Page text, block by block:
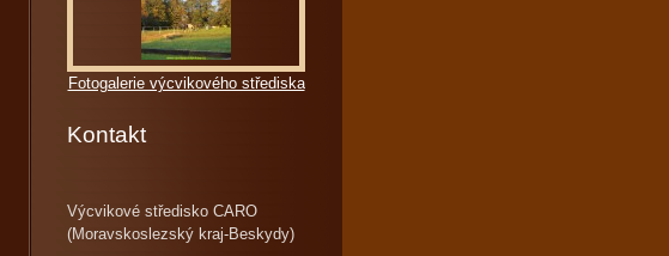
Fotogalerie výcvikového střediska
Kontakt
Výcvikové středisko CARO
(Moravskoslezský kraj-Beskydy)